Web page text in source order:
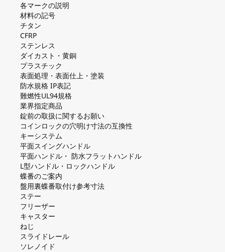
各マークの説明
材料の記号
チタン
CFRP
ステンレス
ダイカスト・⻩銅
プラスチック
表面処理・表面仕上・塗装
防⽔規格 IP表記
難燃性UL94規格
業界指定商品
錠前の取扱に関するお願い
コインロックの⽳明け⼨法の互換性
キーシステム
平⾯スイングハンドル
平⾯ハンドル・ 防⽔フラットハンドル
L型ハンドル・ロックハンドル
蝶番のご案内
盤⽤裏蝶番取付け参考⼨法
ステー
フリーザー
キャスター
ねじ
スライドレール
ソレノイド